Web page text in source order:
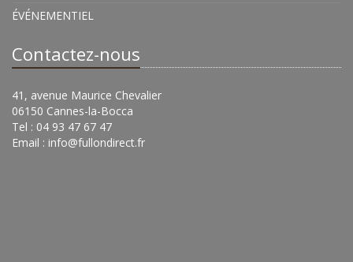
ÉVÉNEMENTIEL
Contactez-nous
41, avenue Maurice Chevalier
06150 Cannes-la-Bocca
Tel : 04 93 47 67 47
Email : info@fullondirect.fr